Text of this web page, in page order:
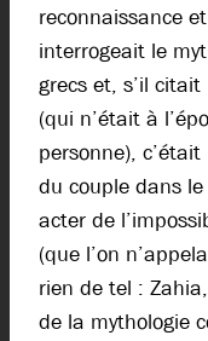
reconnaissance
interrogeait le
grecs et, s’il citait
(qui n’était à
personne),
du couple dans
acter de
(que l’on
rien de tel :
de la mythologie